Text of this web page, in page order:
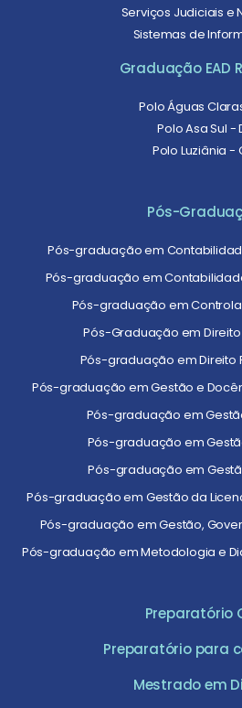
Serviços Judiciais e
Sistemas de
Graduação EAD
Polo Águas
Polo Asa Sul -
Polo Luziânia -
Pós-
Pós-graduação em
Pós-graduação em
Pós-graduação em
Pós-Graduação em
Pós-graduação em Direito
Pós-graduação em Gestão e
Pós-graduação em
Pós-graduação em
Pós-graduação em
Pós-graduação em Gestão da
Pós-graduação em Gestão,
Pós-graduação em Metodologia e
Preparatório
Preparatório para
Mestrado em